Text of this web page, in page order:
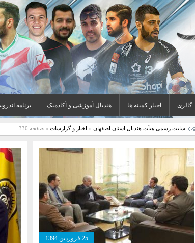
گالری اخبار کمیته ها هندبال آموزشی و آکادمیک برنامه
سایت رسمی هیأت هندبال استان اصفهان » اخبار و گزارشات » صفحه 330
25 فروردین 1394